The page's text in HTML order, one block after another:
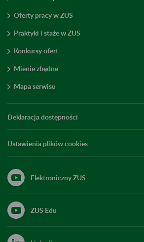
Oferty pracy w ZUS
Praktyki i staże w ZUS
Konkursy ofert
Mienie zbędne
Mapa serwisu
Deklaracja dostępności
Ustawienia plików cookies
Elektroniczny ZUS
ZUS Edu